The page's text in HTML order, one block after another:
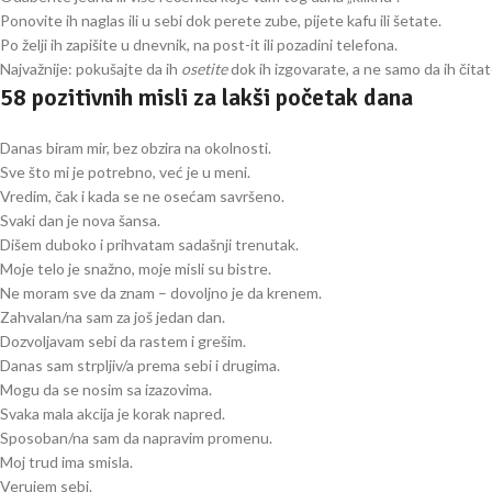
Ponovite ih naglas ili u sebi dok perete zube, pijete kafu ili šetate.
Po želji ih zapišite u dnevnik, na post-it ili pozadini telefona.
Najvažnije: pokušajte da ih osetitedok ih izgovarate, a ne samo da ih
58 pozitivnih misli za lakši početak dana
Danas biram mir, bez obzira na okolnosti.
Sve što mi je potrebno, već je u meni.
Vredim, čak i kada se ne osećam savršeno.
Svaki dan je nova šansa.
Dišem duboko i prihvatam sadašnji trenutak.
Moje telo je snažno, moje misli su bistre.
Ne moram sve da znam – dovoljno je da krenem.
Zahvalan/na sam za još jedan dan.
Dozvoljavam sebi da rastem i grešim.
Danas sam strpljiv/a prema sebi i drugima.
Mogu da se nosim sa izazovima.
Svaka mala akcija je korak napred.
Sposoban/na sam da napravim promenu.
Moj trud ima smisla.
Verujem sebi.